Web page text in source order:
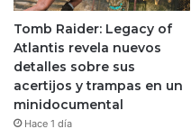
Tomb Raider: Legacy of
Atlantis revela nuevos
detalles sobre sus
acertijos y trampas en un
minidocumental
Hace 1 día